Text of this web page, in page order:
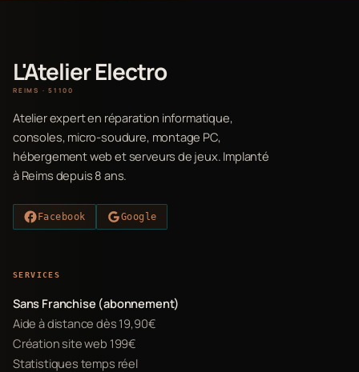
L'Atelier Electro
REIMS · 51100
Atelier expert en réparation informatique,
consoles, micro-soudure, montage PC,
hébergement web et serveurs de jeux. Implanté
à Reims depuis 8 ans.
Facebook Google
SERVICES
Sans Franchise (abonnement)
Aide à distance dès 19,90€
Création site web 199€
Statistiques temps réel